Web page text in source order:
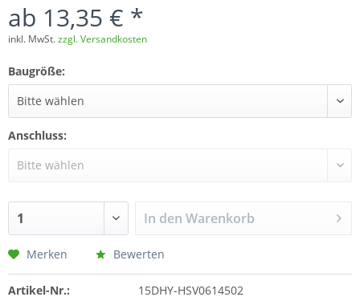
ab 13,35 € *
inkl. MwSt.zzgl. Versandkosten
Baugröße:
Anschluss:
In den Warenkorb
Merken Bewerten
Artikel-Nr.:
15DHY-HSV0614502